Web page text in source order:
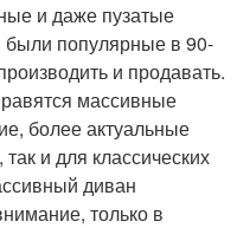
и даже пузатые
популярные в 90-
и продавать.
массивные
более актуальные
и для классических
диван
только в